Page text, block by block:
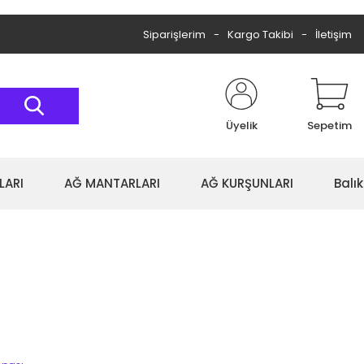
Siparişlerim Kargo Takibi İletişim
Üyelik Sepetim
AĞ MANTARLARI AĞ KURŞUNLARI